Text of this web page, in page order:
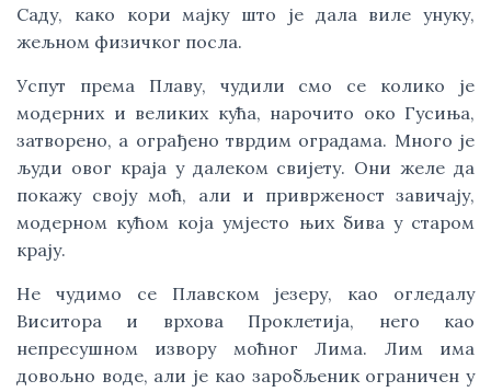
Саду, како кори мајку што је дала виле унуку,
жељном физичког посла.
Успут према Плаву, чудили смо се колико је
модерних и великих кућа, нарочито око Гусиња,
затворено, а ограђено тврдим оградама. Много је
људи овог краја у далеком свијету. Они желе да
покажу своју моћ, али и приврженост завичају,
модерном кућом која умјесто њих бива у старом
крају.
Не чудимо се Плавском језеру, као огледалу
Виситора и врхова Проклетија, него као
непресушном извору моћног Лима. Лим има
довољно воде, али је као заробљеник ограничен у